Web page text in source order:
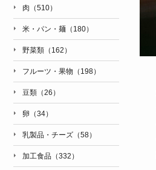
肉（510）
米・パン・麺（180）
野菜類（162）
フルーツ・果物（198）
豆類（26）
卵（34）
乳製品・チーズ（58）
加工食品（332）